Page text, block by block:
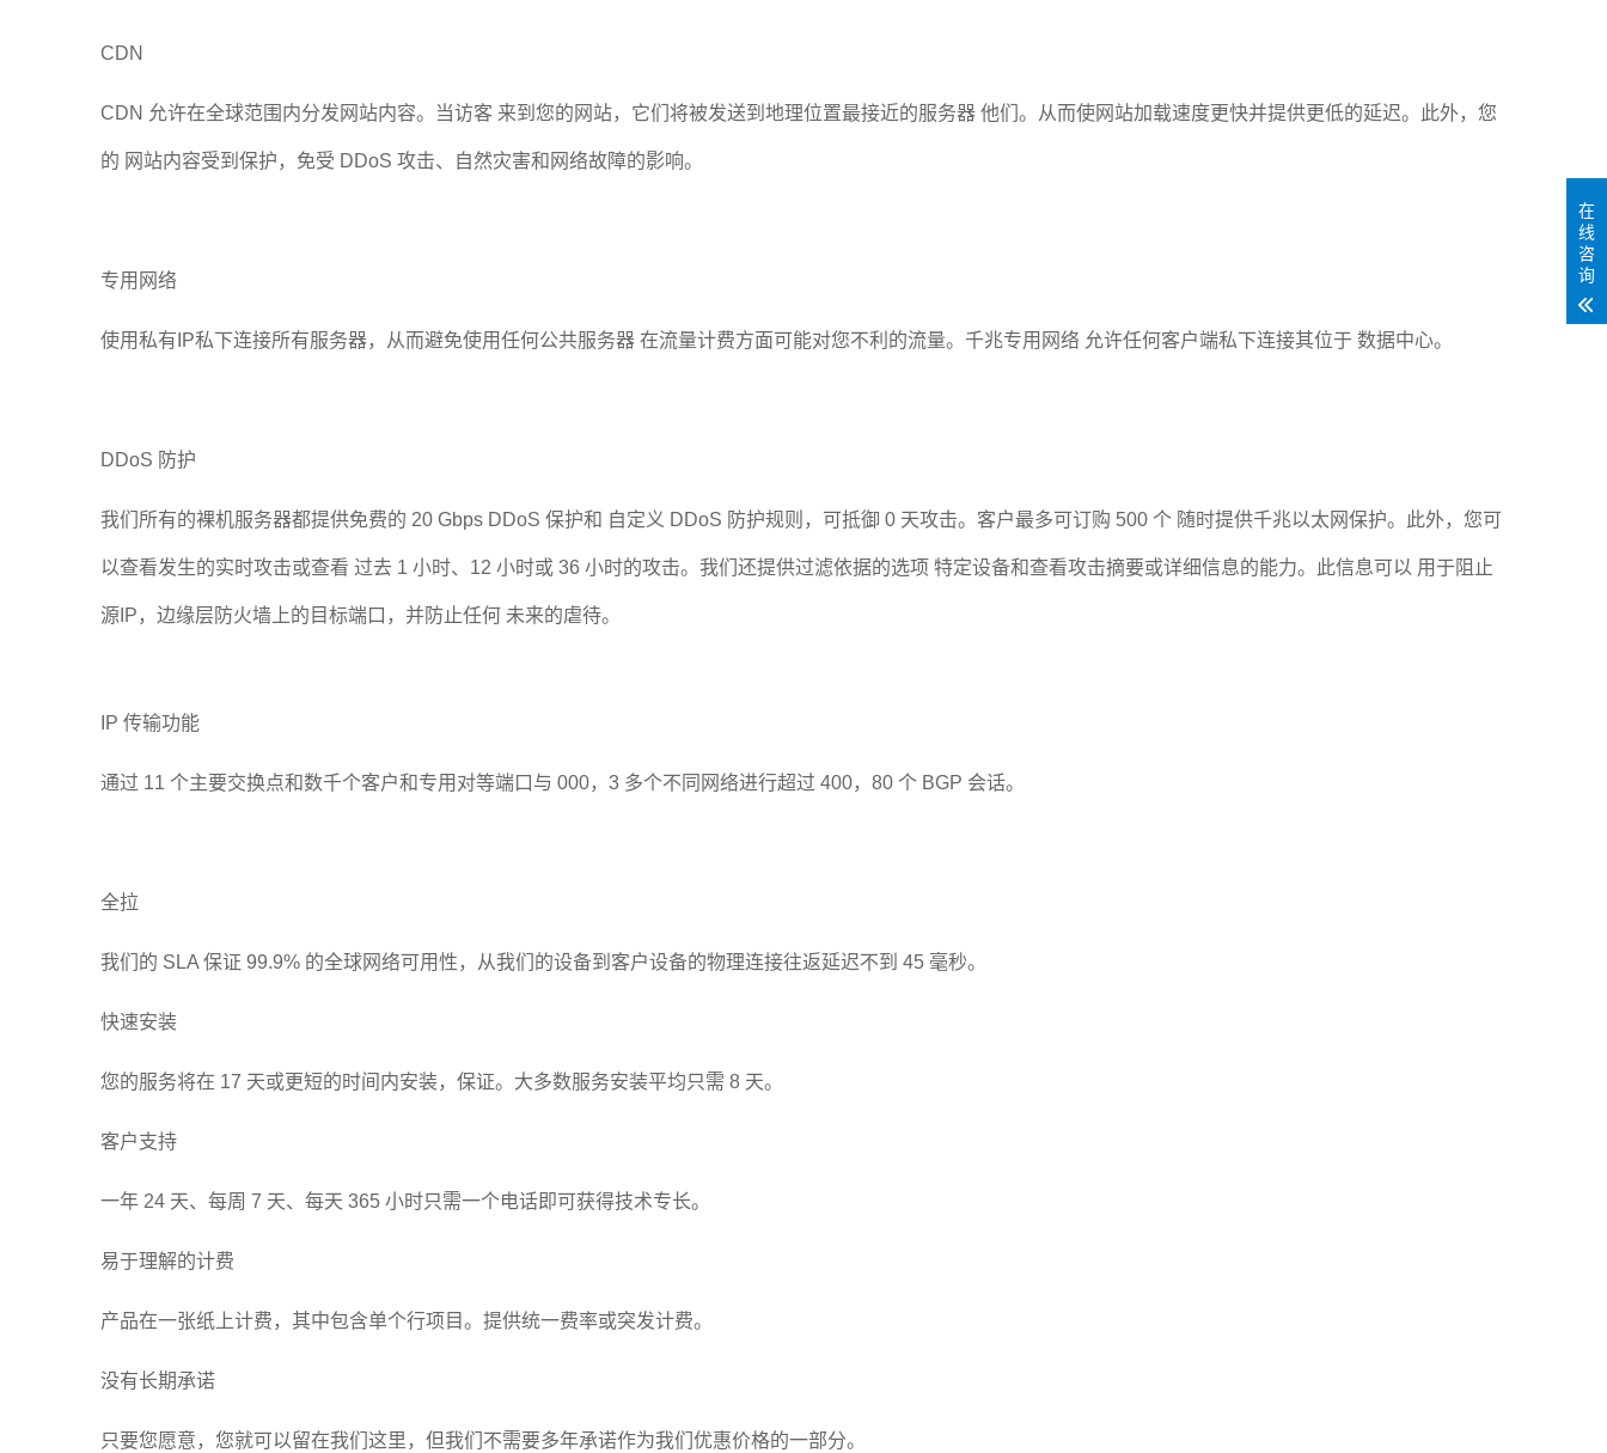
CDN
CDN 允许在全球范围内分发网站内容。当访客 来到您的网站，它们将被发送到地理位置最接近的服务器 他们。从而使网站加载速度更快并提供更低的延迟。此外，您
的 网站内容受到保护，免受 DDoS 攻击、自然灾害和网络故障的影响。
专用网络
使用私有IP私下连接所有服务器，从而避免使用任何公共服务器 在流量计费方面可能对您不利的流量。千兆专用网络 允许任何客户端私下连接其位于 数据中心。
DDoS 防护
我们所有的裸机服务器都提供免费的 20 Gbps DDoS 保护和 自定义 DDoS 防护规则，可抵御 0 天攻击。客户最多可订购 500 个 随时提供千兆以太网保护。此外，您可
以查看发生的实时攻击或查看 过去 1 小时、12 小时或 36 小时的攻击。我们还提供过滤依据的选项 特定设备和查看攻击摘要或详细信息的能力。此信息可以 用于阻止
源IP，边缘层防火墙上的目标端口，并防止任何 未来的虐待。
IP 传输功能
通过 11 个主要交换点和数千个客户和专用对等端口与 000，3 多个不同网络进行超过 400，80 个 BGP 会话。
全拉
我们的 SLA 保证 99.9% 的全球网络可用性，从我们的设备到客户设备的物理连接往返延迟不到 45 毫秒。
快速安装
您的服务将在 17 天或更短的时间内安装，保证。大多数服务安装平均只需 8 天。
客户支持
一年 24 天、每周 7 天、每天 365 小时只需一个电话即可获得技术专长。
易于理解的计费
产品在一张纸上计费，其中包含单个行项目。提供统一费率或突发计费。
没有长期承诺
只要您愿意，您就可以留在我们这里，但我们不需要多年承诺作为我们优惠价格的一部分。
在
线
咨
询